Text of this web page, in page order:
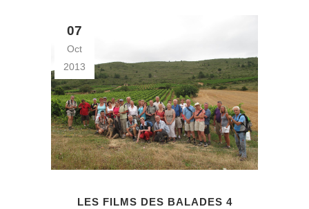
07
Oct
2013
LES FILMS DES BALADES 4